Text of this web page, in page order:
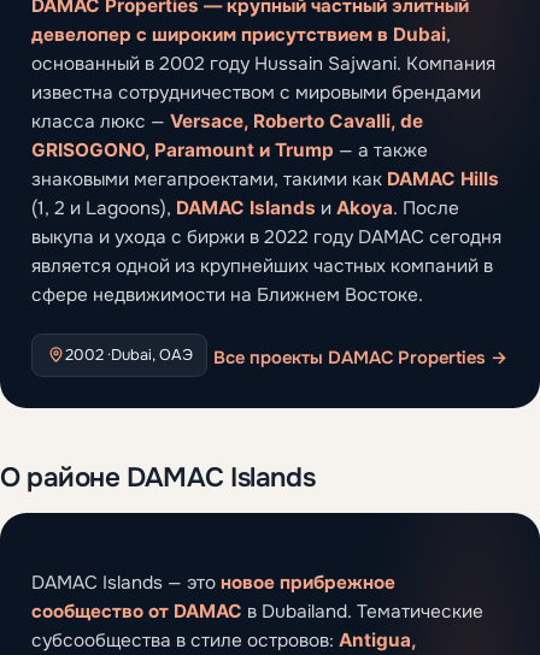
DAMAC Properties — крупный частный элитный
девелопер с широким присутствием в Dubai,
основанный в 2002 году Hussain Sajwani. Компания
известна сотрудничеством с мировыми брендами
класса люкс — Versace, Roberto Cavalli, de
GRISOGONO, Paramount и Trump — а также
знаковыми мегапроектами, такими как DAMAC Hills
(1, 2 и Lagoons), DAMAC Islands и Akoya. После
выкупа и ухода с биржи в 2022 году DAMAC сегодня
является одной из крупнейших частных компаний в
сфере недвижимости на Ближнем Востоке.
2002 ·Dubai, ОАЭ Все проекты DAMAC Properties →
О районе DAMAC Islands
DAMAC Islands — это новое прибрежное
сообщество от DAMAC в Dubailand. Тематические
субсообщества в стиле островов: Antigua,